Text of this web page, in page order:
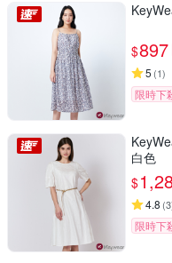
$897
5 (1)
限時下
白色
$
4.8 (3
限時下